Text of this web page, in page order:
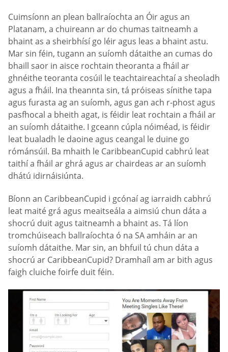
Cuimsíonn an plean ballraíochta an Óir agus an
Platanam, a chuireann ar do chumas taitneamh a
bhaint as a sheirbhísí go léir agus leas a bhaint astu.
Mar sin féin, tugann an suíomh dátaithe an cumas do
bhaill saor in aisce rochtain theoranta a fháil ar
ghnéithe teoranta cosúil le teachtaireachtaí a sheoladh
agus a fháil. Ina theannta sin, tá próiseas sínithe tapa
agus furasta ag an suíomh, agus gan ach r-phost agus
pasfhocal a bheith agat, is féidir leat rochtain a fháil ar
an suíomh dátaithe. I gceann cúpla nóiméad, is féidir
leat bualadh le daoine agus ceangal le duine go
rómánsúil. Ba mhaith le CaribbeanCupid cabhrú leat
taithí a fháil ar ghrá agus ar chairdeas ar an suíomh
dhátú idirnáisiúnta.
Bíonn an CaribbeanCupid i gcónaí ag iarraidh cabhrú
leat maité grá agus meaitseála a aimsiú chun dáta a
shocrú duit agus taitneamh a bhaint as. Tá líon
tromchúiseach ballraíochta ó na SA amháin ar an
suíomh dátaithe. Mar sin, an bhfuil tú chun dáta a
shocrú ar CaribbeanCupid? Dramhaíl am ar bith agus
faigh cluiche foirfe duit féin.